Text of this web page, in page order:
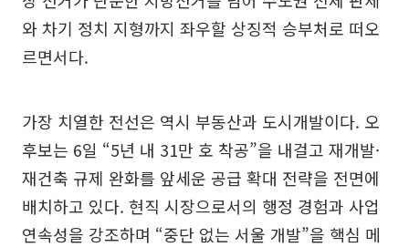
와 차기 정치 지형까지 좌우할 상징적 승부처로 떠오
르면서다.
가장 치열한 전선은 역시 부동산과 도시개발이다. 오
후보는 6일 “5년 내 31만 호 착공”을 내걸고 재개발·
재건축 규제 완화를 앞세운 공급 확대 전략을 전면에
배치하고 있다. 현직 시장으로서의 행정 경험과 사업
연속성을 강조하며 “중단 없는 서울 개발”을 핵심 메